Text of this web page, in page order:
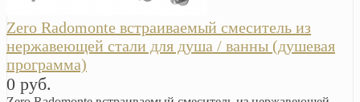
Zero Radomonte встраиваемый смеситель из
нержавеющей стали для душа / ванны (душевая
программа)
0 руб.